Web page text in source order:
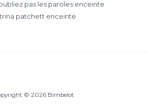
pas les paroles enceinte
patchett enceinte
© 2026 Bimbelot